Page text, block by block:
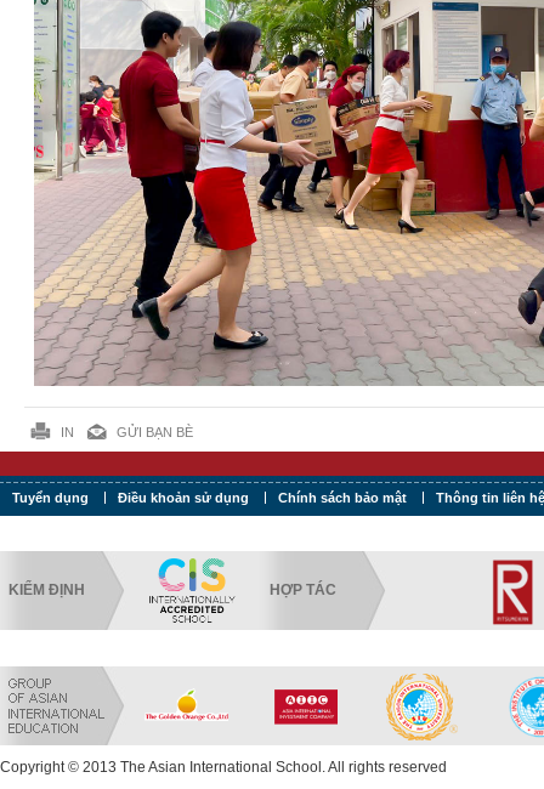
IN GỬI BẠN BÈ
Tuyển dụng Điều khoản sử dụng Chính sách bảo mật Thông tin liên hệ
KIỂM ĐỊNH HỢP TÁC
Copyright © 2013 The Asian International School. All rights reserved